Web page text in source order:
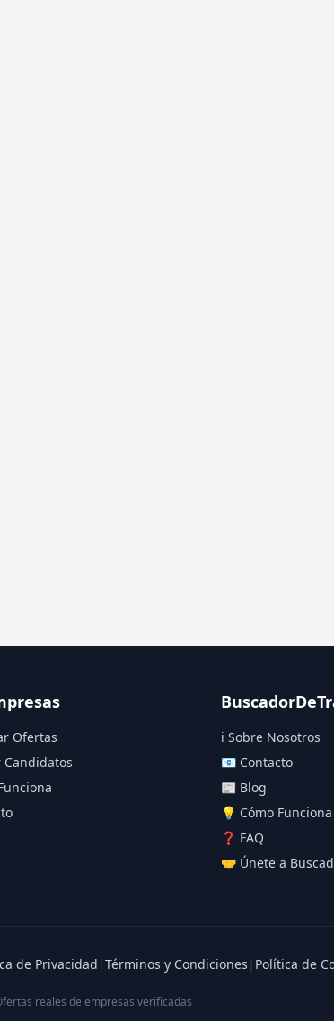
Ofertas
Candidatos
ℹ️ Sobre Nosotros
📧 Contacto
📰 Blog
💡 Cómo Funciona
❓ FAQ
🤝 Únete a
de Privacidad | Términos y Condiciones | Política de
reales de empresas verificadas